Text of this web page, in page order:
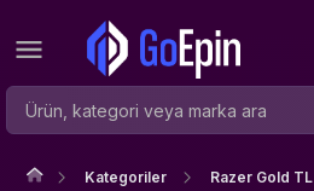
Kategoriler Razer Gold TL